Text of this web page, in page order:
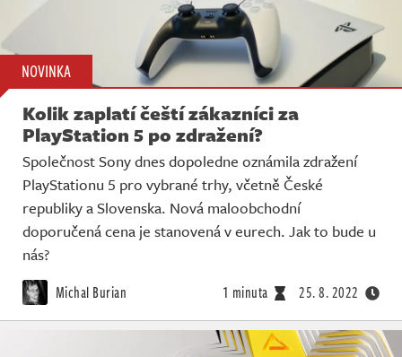
NOVINKA
Kolik zaplatí čeští zákazníci za
PlayStation 5 po zdražení?
Společnost Sony dnes dopoledne oznámila zdražení
PlayStationu 5 pro vybrané trhy, včetně České
republiky a Slovenska. Nová maloobchodní
doporučená cena je stanovená v eurech. Jak to bude u
nás?
Michal Burian 1 minuta 25. 8. 2022